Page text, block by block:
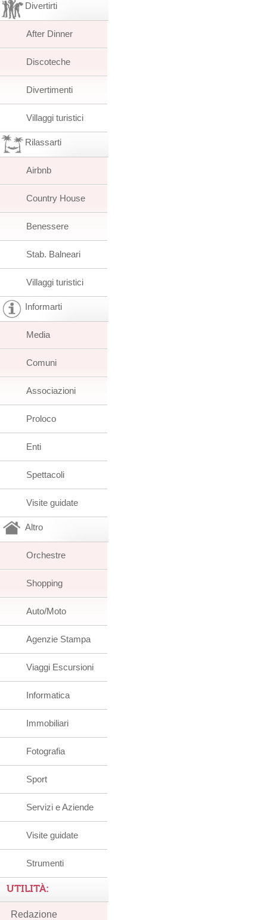
Divertirti
After Dinner
Discoteche
Divertimenti
Villaggi turistici
Rilassarti
Airbnb
Country House
Benessere
Stab. Balneari
Villaggi turistici
Informarti
Media
Comuni
Associazioni
Proloco
Enti
Spettacoli
Visite guidate
Altro
Orchestre
Shopping
Auto/Moto
Agenzie Stampa
Viaggi Escursioni
Informatica
Immobiliari
Fotografia
Sport
Servizi e Aziende
Visite guidate
Strumenti
UTILITÀ:
Redazione